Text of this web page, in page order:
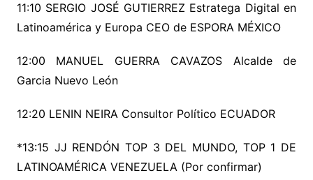
11:10 SERGIO JOSÉ GUTIERREZ Estratega Digital en
Latinoamérica y Europa CEO de ESPORA MÉXICO
12:00 MANUEL GUERRA CAVAZOS Alcalde de
Garcia Nuevo León
12:20 LENIN NEIRA Consultor Político ECUADOR
*13:15 JJ RENDÓN TOP 3 DEL MUNDO, TOP 1 DE
LATINOAMÉRICA VENEZUELA (Por confirmar)